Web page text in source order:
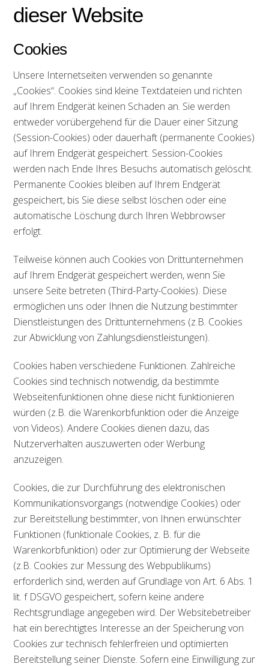
dieser Website
Cookies
Unsere Internetseiten verwenden so genannte
„Cookies“. Cookies sind kleine Textdateien und richten
auf Ihrem Endgerät keinen Schaden an. Sie werden
entweder vorübergehend für die Dauer einer Sitzung
(Session-Cookies) oder dauerhaft (permanente Cookies)
auf Ihrem Endgerät gespeichert. Session-Cookies
werden nach Ende Ihres Besuchs automatisch gelöscht.
Permanente Cookies bleiben auf Ihrem Endgerät
gespeichert, bis Sie diese selbst löschen oder eine
automatische Löschung durch Ihren Webbrowser
erfolgt.
Teilweise können auch Cookies von Drittunternehmen
auf Ihrem Endgerät gespeichert werden, wenn Sie
unsere Seite betreten (Third-Party-Cookies). Diese
ermöglichen uns oder Ihnen die Nutzung bestimmter
Dienstleistungen des Drittunternehmens (z.B. Cookies
zur Abwicklung von Zahlungsdienstleistungen).
Cookies haben verschiedene Funktionen. Zahlreiche
Cookies sind technisch notwendig, da bestimmte
Webseitenfunktionen ohne diese nicht funktionieren
würden (z.B. die Warenkorbfunktion oder die Anzeige
von Videos). Andere Cookies dienen dazu, das
Nutzerverhalten auszuwerten oder Werbung
anzuzeigen.
Cookies, die zur Durchführung des elektronischen
Kommunikationsvorgangs (notwendige Cookies) oder
zur Bereitstellung bestimmter, von Ihnen erwünschter
Funktionen (funktionale Cookies, z. B. für die
Warenkorbfunktion) oder zur Optimierung der Webseite
(z.B. Cookies zur Messung des Webpublikums)
erforderlich sind, werden auf Grundlage von Art. 6 Abs. 1
lit. f DSGVO gespeichert, sofern keine andere
Rechtsgrundlage angegeben wird. Der Websitebetreiber
hat ein berechtigtes Interesse an der Speicherung von
Cookies zur technisch fehlerfreien und optimierten
Bereitstellung seiner Dienste. Sofern eine Einwilligung zur